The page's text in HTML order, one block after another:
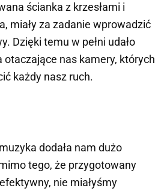
ścianka z krzesłami i
miały za zadanie wprowadzić
Dzięki temu w pełni udało
otaczające nas kamery, których
każdy nasz ruch.
dodała nam dużo
tego, że przygotowany
nie miałyśmy